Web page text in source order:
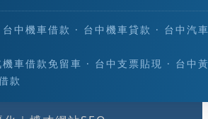
中機車借款 · 台中機車貸款 · 台中汽
車借款免留車 · 台中支票貼現 · 台中
款